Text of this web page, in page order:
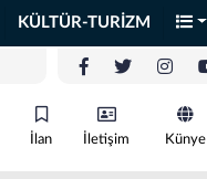
KÜLTÜR-TURİZM
İlan İletişim Künye